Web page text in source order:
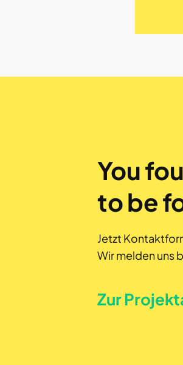
You
to be
Jetzt
Wir melden uns
Zur